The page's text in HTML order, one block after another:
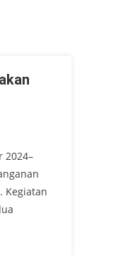
2024–
Kegiatan